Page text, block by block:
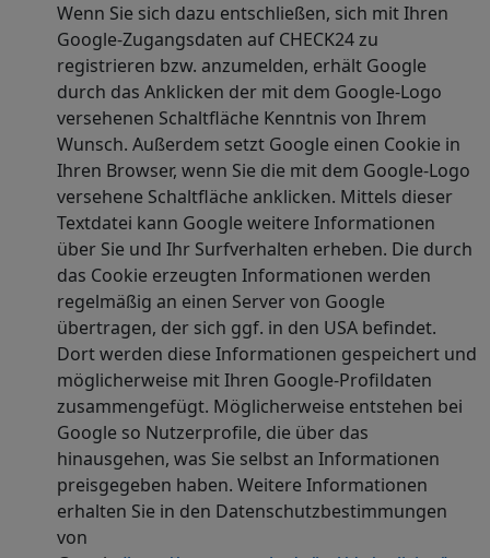
Wenn Sie sich dazu entschließen, sich mit Ihren
Google-Zugangsdaten auf CHECK24 zu
registrieren bzw. anzumelden, erhält Google
durch das Anklicken der mit dem Google-Logo
versehenen Schaltfläche Kenntnis von Ihrem
Wunsch. Außerdem setzt Google einen Cookie in
Ihren Browser, wenn Sie die mit dem Google-Logo
versehene Schaltfläche anklicken. Mittels dieser
Textdatei kann Google weitere Informationen
über Sie und Ihr Surfverhalten erheben. Die durch
das Cookie erzeugten Informationen werden
regelmäßig an einen Server von Google
übertragen, der sich ggf. in den USA befindet.
Dort werden diese Informationen gespeichert und
möglicherweise mit Ihren Google-Profildaten
zusammengefügt. Möglicherweise entstehen bei
Google so Nutzerprofile, die über das
hinausgehen, was Sie selbst an Informationen
preisgegeben haben. Weitere Informationen
erhalten Sie in den Datenschutzbestimmungen
von